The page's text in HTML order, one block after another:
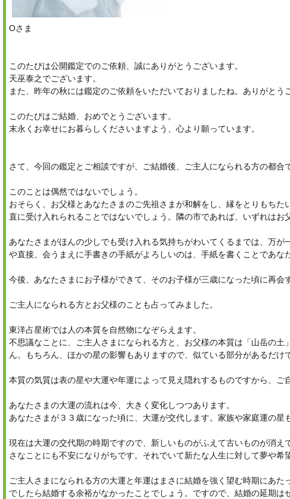
Oさま
このたびは公開鑑定でのご依頼、誠にありがとうございます。
天巫泰之でございます。
また、昨年の秋には鑑定のご依頼をいただいておりましたね。ありがとう
このたびはご結婚、おめでとうございます。
末永くお幸せにお暮らしくださいますよう、心より願っています。
さて、今回の鑑定とご相談ですが、ご結婚後、ご主人になられる方の都
このことは偶然ではないでしょう。
おそらく、お父様とあなたさまのご先祖さまが和解をし、縁をとりもち
直に受け入れられることではないでしょう。隣の市であれば、いずれは
あなたさまがほんの少しでも受け入れる気持ちがわいてくるまでは、万
や直接、会うまえに手書きの手紙がよろしいのは、手紙を書くことであ
今後、あなたさまにお子様ができて、そのお子様が三歳になった頃に再
ご主人になられる方とお父様のことも占ってみました。
東洋占星術では人の本質を自然物になぞらえます。
不思議なことに、ご主人さまになられる方と、お父様の本質は「山岳の
ん。もちろん、ほかの星の影響もありますので、似ている部分があるだけ
本質の気質は表の星や大運や年運によって見え隠れするものですから、ご
あなたさまの大運の流れは今、大きく変化しつつあります。
あなたさまが３３歳になった頃に、大運が交代します。家族や家庭運の
現在は大運の交代期の時期ですので、新しいものがふえて古いものが消
さなことにも不安になりがちです。それでいて新たな人生に対して夢や希
ご主人さまになられる方の大運と年運はまさに結婚を強く望む時期にあ
でしたら結婚する余裕がなかったことでしょう。ですので、結婚の延期は